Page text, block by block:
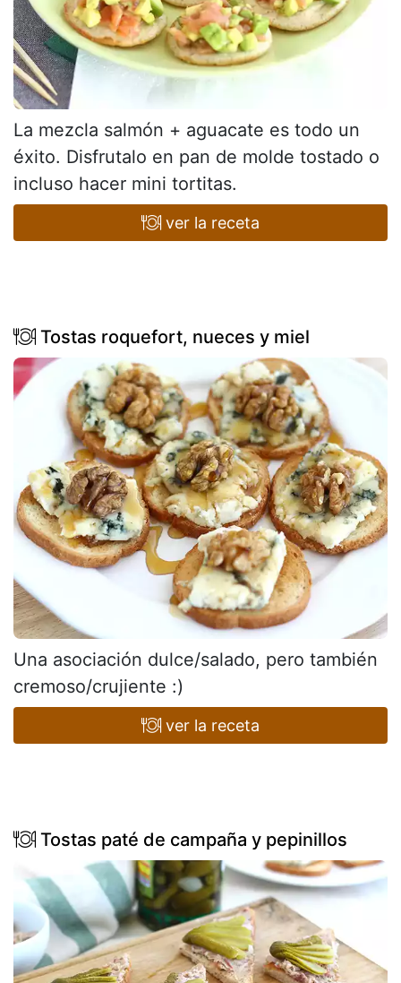
La mezcla salmón + aguacate es todo un
éxito. Disfrutalo en pan de molde tostado o
incluso hacer mini tortitas.
ver la receta
Tostas roquefort, nueces y miel
Una asociación dulce/salado, pero también
cremoso/crujiente :)
ver la receta
Tostas paté de campaña y pepinillos